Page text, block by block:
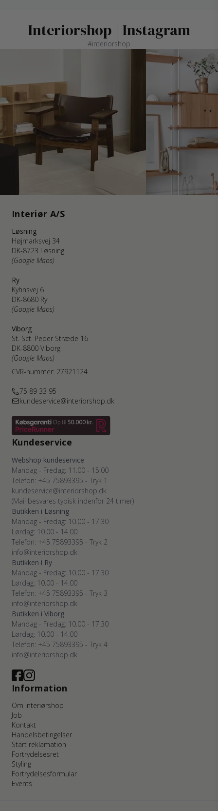
Interiorshop | Instagram
#interiorshop
Interiør A/S
Løsning
Højmarksvej 34
DK-8723 Løsning
(Google Maps)
Ry
Kyhnsvej 6
DK-8680 Ry
(Google Maps)
Viborg
St. Sct. Peder Stræde 16
DK-8800 Viborg
(Google Maps)
CVR-nummer: 27921124
75 89 33 95
kundeservice@interiorshop.dk
Kundeservice
Webshop kundeservice
Mandag - Fredag: 11.00 - 15.00
Telefon: +45 75893395 - Tryk 1
kundeservice@interiorshop.dk
(Mail besvares typisk indenfor 24 timer)
Butikken i Løsning
Mandag - Fredag: 10.00 - 17.30
Lørdag: 10.00 - 14.00
Telefon: +45 75893395 - Tryk 2
info@interiorshop.dk
Butikken i Ry
Mandag - Fredag: 10.00 - 17.30
Lørdag: 10.00 - 14.00
Telefon: +45 75893395 - Tryk 3
info@interiorshop.dk
Butikken i Viborg
Mandag - Fredag: 10.00 - 17.30
Lørdag: 10.00 - 14.00
Telefon: +45 75893395 - Tryk 4
info@interiorshop.dk
Information
Om Interiørshop
Job
Kontakt
Handelsbetingelser
Start reklamation
Fortrydelsesret
Styling
Fortrydelsesformular
Events